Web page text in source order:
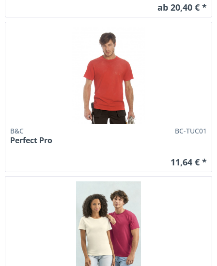
ab 20,40 € *
B&C BC-TUC01
Perfect Pro
11,64 € *